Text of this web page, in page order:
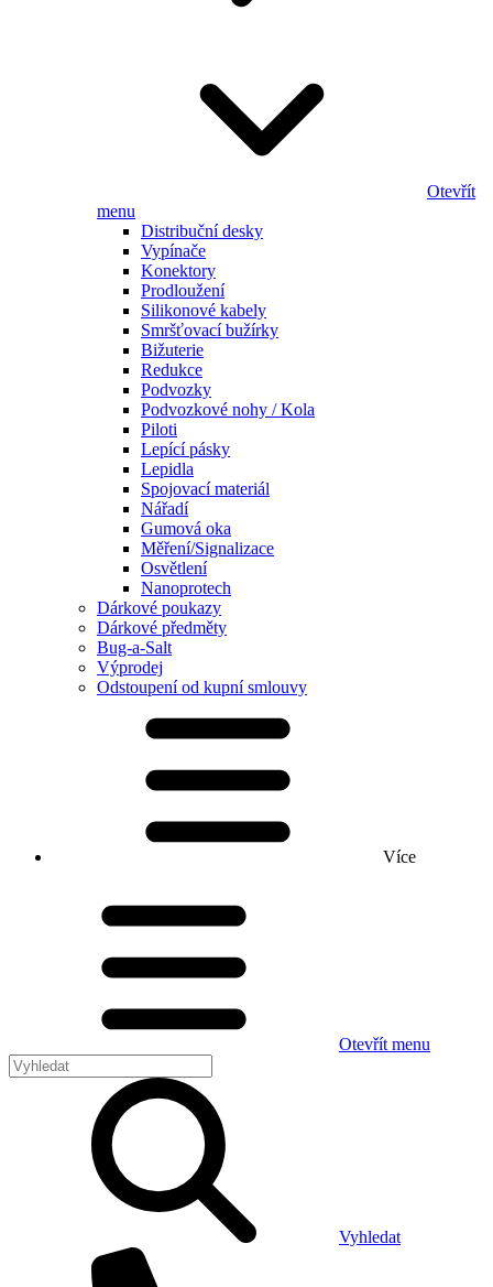
Otevřít
menu
Distribuční desky
Vypínače
Konektory
Prodloužení
Silikonové kabely
Smršťovací bužírky
Bižuterie
Redukce
Podvozky
Podvozkové nohy / Kola
Piloti
Lepící pásky
Lepidla
Spojovací materiál
Nářadí
Gumová oka
Měření/Signalizace
Osvětlení
Nanoprotech
Dárkové poukazy
Dárkové předměty
Bug-a-Salt
Výprodej
Odstoupení od kupní smlouvy
Více
Otevřít menu
Vyhledat